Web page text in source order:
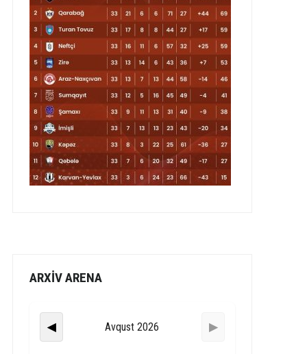
ARXİV ARENA
◀ Avqust 2026 ▶